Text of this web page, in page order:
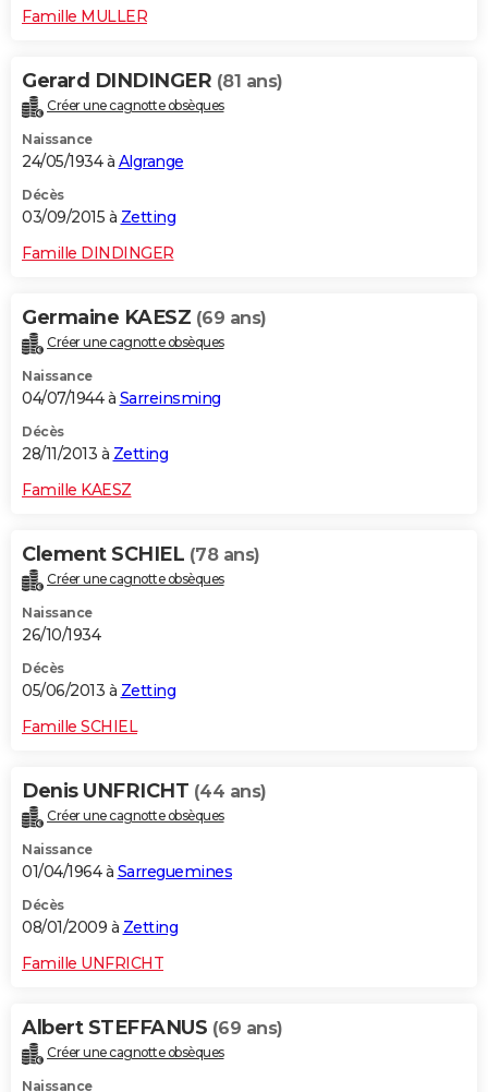
Famille MULLER
Gerard DINDINGER (81 ans)
Créer une cagnotte obsèques
Naissance
24/05/1934 à Algrange
Décès
03/09/2015 à Zetting
Famille DINDINGER
Germaine KAESZ (69 ans)
Créer une cagnotte obsèques
Naissance
04/07/1944 à Sarreinsming
Décès
28/11/2013 à Zetting
Famille KAESZ
Clement SCHIEL (78 ans)
Créer une cagnotte obsèques
Naissance
26/10/1934
Décès
05/06/2013 à Zetting
Famille SCHIEL
Denis UNFRICHT (44 ans)
Créer une cagnotte obsèques
Naissance
01/04/1964 à Sarreguemines
Décès
08/01/2009 à Zetting
Famille UNFRICHT
Albert STEFFANUS (69 ans)
Créer une cagnotte obsèques
Naissance